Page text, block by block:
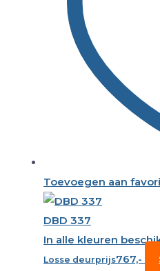
Toevoegen aan
DBD 337
In alle kleuren
Losse deurprijs767,-